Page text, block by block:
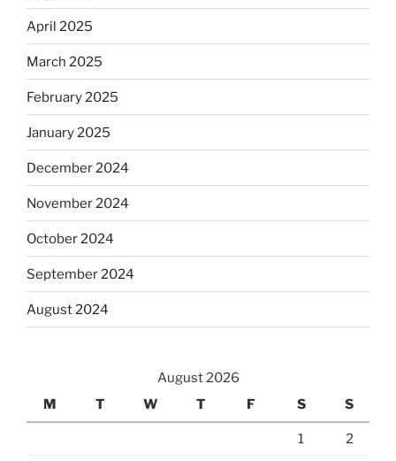
April 2025
March 2025
February 2025
January 2025
December 2024
November 2024
October 2024
September 2024
August 2024
August 2026
M
T W T F S S
1 2